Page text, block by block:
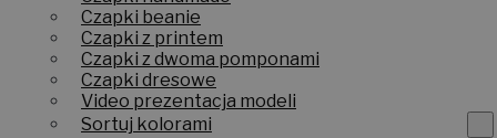
Czapki beanie
Czapki z printem
Czapki z dwoma pomponami
Czapki dresowe
Video prezentacja modeli
Sortuj kolorami